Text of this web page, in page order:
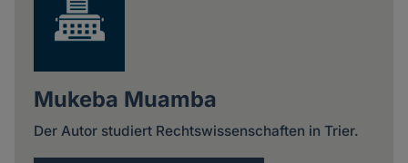
Mukeba Muamba
Der Autor studiert Rechtswissenschaften in Trier.